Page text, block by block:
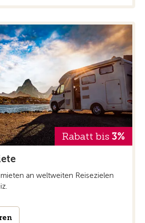
Rabatt bis 3%
an weltweiten Reisezielen